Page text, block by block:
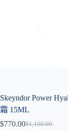
Skeyndor Power
霜 15ML
$1,100.00
$770.00